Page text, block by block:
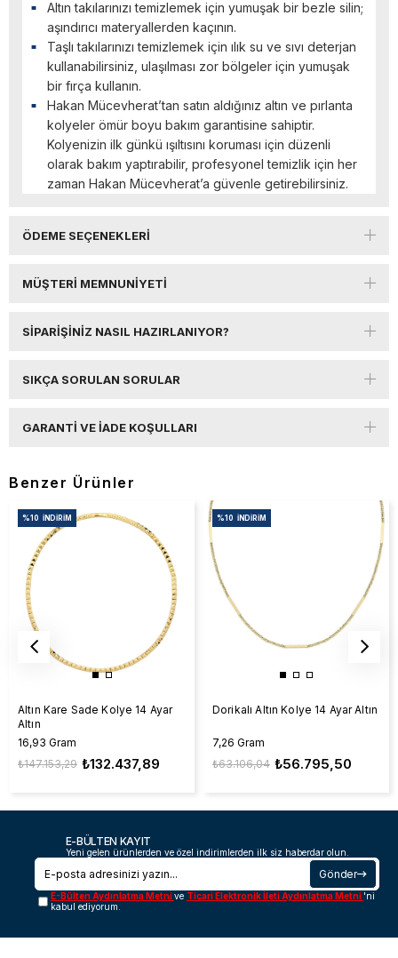
Altın takılarınızı temizlemek için yumuşak bir bezle silin;
aşındırıcı materyallerden kaçının.
Taşlı takılarınızı temizlemek için ılık su ve sıvı deterjan
kullanabilirsiniz, ulaşılması zor bölgeler için yumuşak
bir fırça kullanın.
Hakan Mücevherat’tan satın aldığınız altın ve pırlanta
kolyeler ömür boyu bakım garantisine sahiptir.
Kolyenizin ilk günkü ışıltısını koruması için düzenli
olarak bakım yaptırabilir, profesyonel temizlik için her
zaman Hakan Mücevherat’a güvenle getirebilirsiniz.
ÖDEME SEÇENEKLERI
MÜŞTERI MEMNUNIYETI
SIPARIŞINIZ NASIL HAZIRLANIYOR?
SIKÇA SORULAN SORULAR
GARANTI VE İADE KOŞULLARI
Benzer Ürünler
Altın Kare Sade Kolye 14 Ayar
Altın
16,93 Gram
₺132.437,89
₺147.153,29
%10 İNDIRIM
Dorikalı Altın Kolye 14 Ayar Altın
7,26 Gram
₺56.795,50
₺63.106,04
%10 İNDIRIM
E-BÜLTEN KAYIT
Yeni gelen ürünlerden ve özel indirimlerden ilk siz haberdar olun.
Gönder
E-Bülten Aydınlatma Metnive Ticari Elektronik İleti Aydınlatma Metni 'ni
kabul ediyorum.